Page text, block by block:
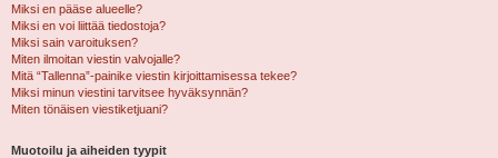
Miksi en pääse alueelle?
Miksi en voi liittää tiedostoja?
Miksi sain varoituksen?
Miten ilmoitan viestin valvojalle?
Mitä “Tallenna”-painike viestin kirjoittamisessa tekee?
Miksi minun viestini tarvitsee hyväksynnän?
Miten tönäisen viestiketjuani?
Muotoilu ja aiheiden tyypit